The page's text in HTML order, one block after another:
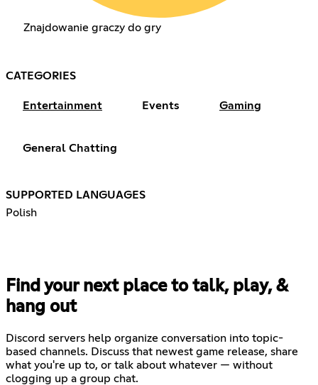
Znajdowanie graczy do gry
CATEGORIES
Entertainment Events Gaming
General Chatting
SUPPORTED LANGUAGES
Polish
Find your next place to talk, play, &
hang out
Discord servers help organize conversation into topic-
based channels. Discuss that newest game release, share
what you're up to, or talk about whatever — without
clogging up a group chat.